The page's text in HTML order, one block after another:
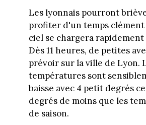
Les lyonnais pourront
profiter d'un temps clément
ciel se chargera rapidement
Dès 11 heures, de petites
prévoir sur la ville de Lyon.
températures sont
baisse avec 4 petit degrés
degrés de moins que les
de saison.